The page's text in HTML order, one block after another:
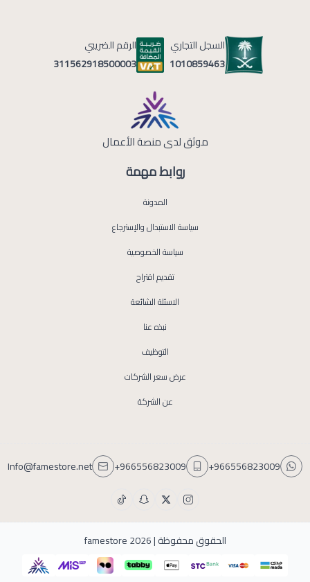
روابط مهمة
المدونة
سياسة الاستبدال والإسترجاع
سياسة الخصوصية
تقديم اقتراح
الاسئلة الشائعة
نبذه عنا
التوظيف
عرض سعر الشركات
عن الشركة
السجل التجاري
1010859463
الرقم الضريبي
311562918500003
موثق لدى منصة الأعمال
+966556823009
+966556823009
Info@famestore.net
الحقوق محفوظة | 2026 famestore